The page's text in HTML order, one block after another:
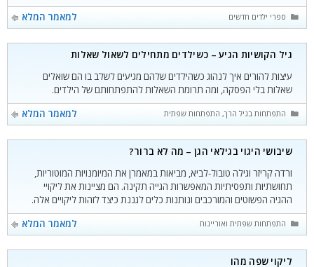
למאמר המלא
קטגוריות
ספרי ילדים חדשים
גיל הקושיות הגיע – כשילדים מתחילים לשאול שאלות
עיצות להורים איך לנהוג כשהילדים שלהם מגיעים לשלב בו הם שואלים
שאלות בלי הפסקה, ומה תרומת השאלות להתפתחותם של הילדים.
למאמר המלא
קטגוריות
התפתחות בגיל הרך, התפתחות שפתית ואוריינות
שיבושי היגוי בגילאי הגן – מה לא ברור?
ורדה קריזר וגילה טובול-לביא, מביאות במאמרן את המיומנויות המוטוריות,
תחושתיות ותפסיתיות המאפשרות הגייה תקינה. הם מציינות את ליקויי
ההגיה הפשוטים והמורכבים ונותנות כלים לגננת כיצד לזהות ליקויים אלה.
למאמר המלא
קטגוריות
התפתחות שפתית ואוריינות
ליקוי שפה מהו